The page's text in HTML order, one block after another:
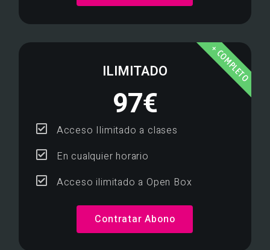
ILIMITADO
97€
Acceso Ilimitado a clases
En cualquier horario
Acceso ilimitado a Open Box
Contratar Abono
+ COMPLETO